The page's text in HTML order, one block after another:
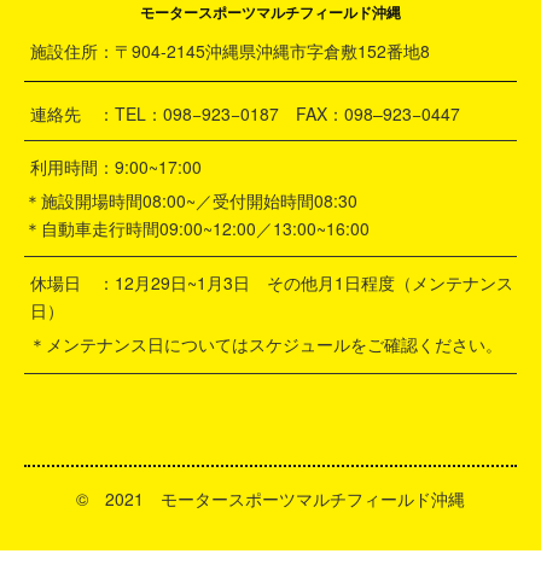
モータースポーツマルチフィールド沖縄
施設住所：〒904-2145沖縄県沖縄市字倉敷152番地8
連絡先 ：TEL：098−923−0187 FAX：098–923−0447
利用時間：9:00~17:00
＊施設開場時間08:00~／受付開始時間08:30
＊自動車走行時間09:00~12:00／13:00~16:00
休場日 ：12月29日~1月3日 その他月1日程度（メンテナンス
日）
＊メンテナンス日についてはスケジュールをご確認ください。
©️ 2021 モータースポーツマルチフィールド沖縄